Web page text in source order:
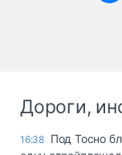
Дороги,
16:38 Под Тосно